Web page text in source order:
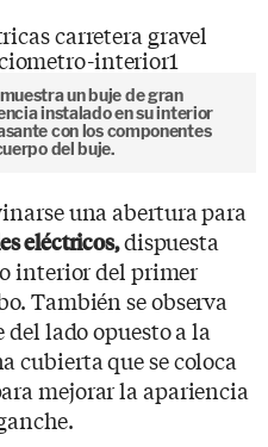
un buje de gran
instalado en su interior
con los componentes
del buje.
una abertura para
eléctricos,dispuesta
interior del primer
También se observa
lado opuesto a la
cubierta que se coloca
mejorar la apariencia